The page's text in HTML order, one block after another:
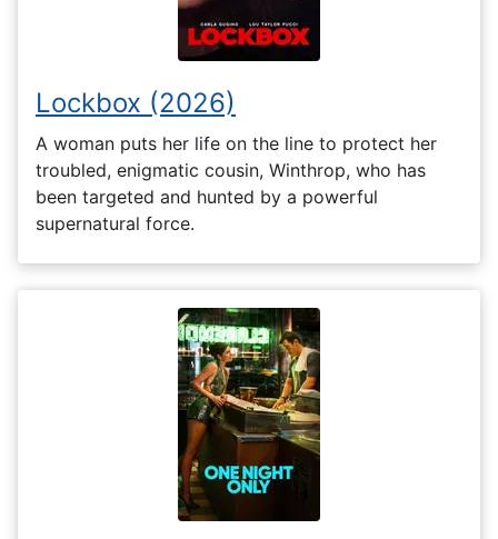
Lockbox (2026)
A woman puts her life on the line to protect her
troubled, enigmatic cousin, Winthrop, who has
been targeted and hunted by a powerful
supernatural force.